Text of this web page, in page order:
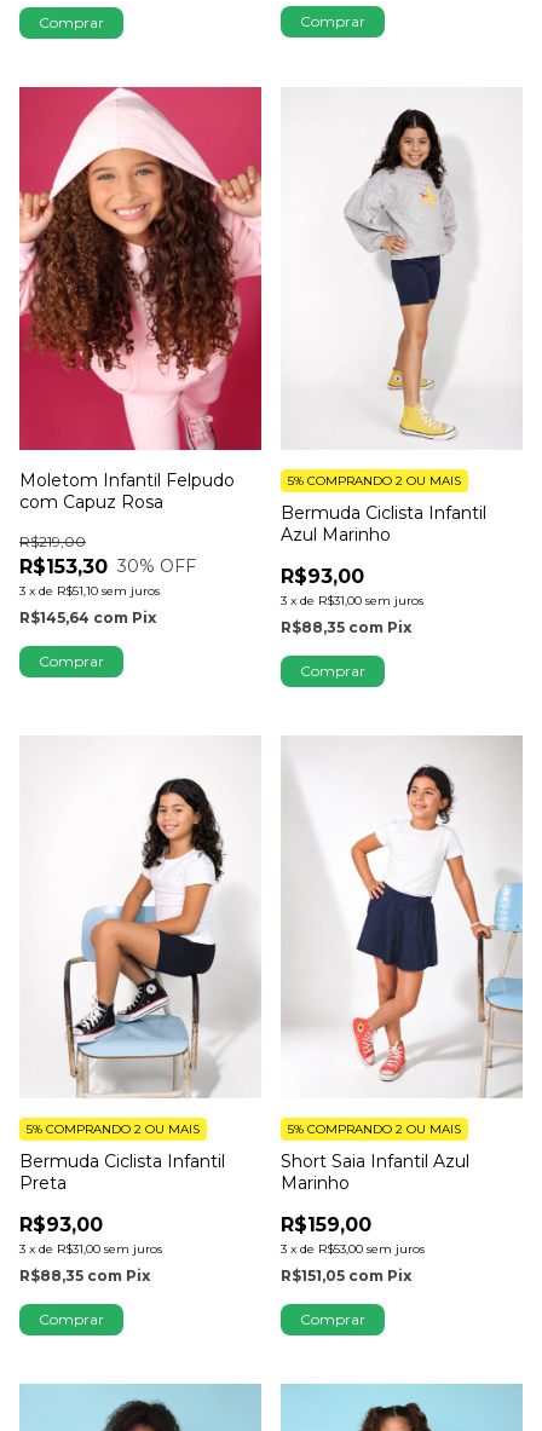
Comprar Comprar
Moletom Infantil Felpudo
com Capuz Rosa
R$153,30
R$219,00
30% OFF
3 x de R$51,10 sem juros
R$145,64 com Pix
Comprar
Bermuda Ciclista Infantil
Azul Marinho
R$93,00
3 x de R$31,00 sem juros
5% COMPRANDO 2 OU MAIS
R$88,35 com Pix
Comprar
Bermuda Ciclista Infantil
Preta
R$93,00
3 x de R$31,00 sem juros
5% COMPRANDO 2 OU MAIS
R$88,35 com Pix
Comprar
Short Saia Infantil Azul
Marinho
R$159,00
3 x de R$53,00 sem juros
5% COMPRANDO 2 OU MAIS
R$151,05 com Pix
Comprar